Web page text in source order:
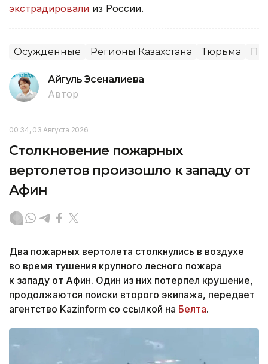
экстрадировали из России.
Осужденные Регионы Казахстана Тюрьма
Айгуль Эсеналиева
Автор
00:34, 03 Августа 2026
Столкновение пожарных
вертолетов произошло к западу от
Афин
Два пожарных вертолета столкнулись в воздухе
во время тушения крупного лесного пожара
к западу от Афин. Один из них потерпел крушение,
продолжаются поиски второго экипажа, передает
агентство Kazinform со ссылкой на Белта.